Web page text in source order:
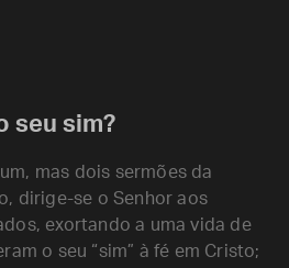
seu sim?
mas dois sermões da
dirige-se o Senhor aos
exortando a uma vida de
o seu “sim” à fé em Cristo;